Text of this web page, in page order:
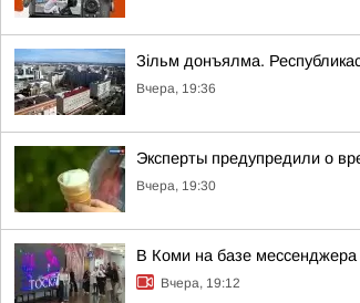
Зільм донъялма.
Вчера, 19:36
Эксперты предупредили о
Вчера, 19:30
В Коми на базе
Вчера, 19:12